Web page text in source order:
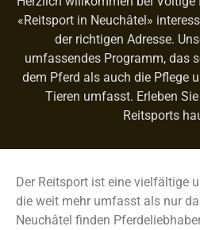
«Reitsport in Neuchâtel»
der richtigen Adresse.
umfassendes Programm, das
dem Pferd als auch die Pflege
Tieren umfasst. Erleben
Reitsports
Der Reitsport ist eine vielfältige
die weit mehr umfasst als nur
Neuchâtel finden